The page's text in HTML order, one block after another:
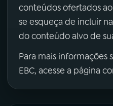
conteúdos ofertados
se esqueça de incluir
do conteúdo alvo de
Para mais informações
EBC, acesse a página